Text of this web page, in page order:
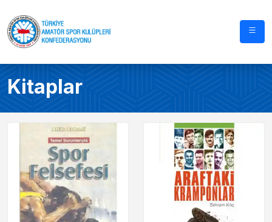
Kitaplar